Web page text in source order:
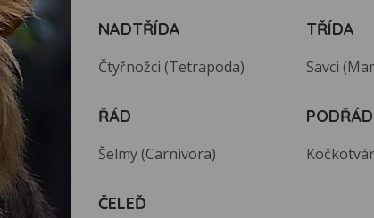
NADTŘÍDA
Čtyřnožci (Tetrapoda)
TŘÍDA
Savci
ŘÁD
Šelmy (Carnivora)
PODŘÁD
ČELEĎ